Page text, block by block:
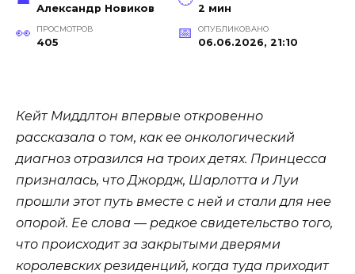
Александр Новиков 2 мин
ПРОСМОТРОВ
405
ОПУБЛИКОВАНО
06.06.2026, 21:10
Кейт Миддлтон впервые откровенно
рассказала о том, как ее онкологический
диагноз отразился на троих детях. Принцесса
призналась, что Джордж, Шарлотта и Луи
прошли этот путь вместе с ней и стали для нее
опорой. Ее слова — редкое свидетельство того,
что происходит за закрытыми дверями
королевских резиденций, когда туда приходит